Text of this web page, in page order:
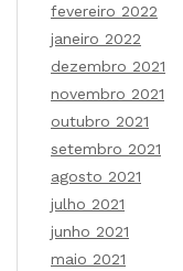
fevereiro 2022
janeiro 2022
dezembro 2021
novembro 2021
outubro 2021
setembro 2021
agosto 2021
julho 2021
junho 2021
maio 2021